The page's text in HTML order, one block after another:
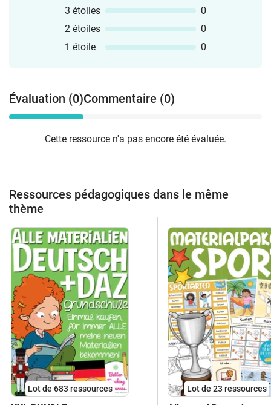
3 étoiles
0
2 étoiles
0
1 étoile
0
Évaluation (0)Commentaire (0)
Cette ressource n'a pas encore été évaluée.
Ressources pédagogiques dans le même
thème
Lot de 683 ressources Lot de 23 ressources